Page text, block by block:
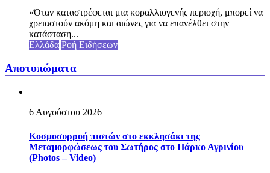
«Όταν καταστρέφεται μια κοραλλιογενής περιοχή, μπορεί να
χρειαστούν ακόμη και αιώνες για να επανέλθει στην
κατάσταση...
Ελλάδα Ροή Ειδήσεων
Αποτυπώματα
6 Αυγούστου 2026
Κοσμοσυρροή πιστών στο εκκλησάκι της
Μεταμορφώσεως του Σωτήρος στο Πάρκο Αγρινίου
(Photos – Video)